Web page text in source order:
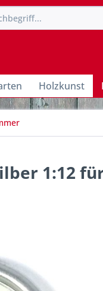
Holzkunst
1:12